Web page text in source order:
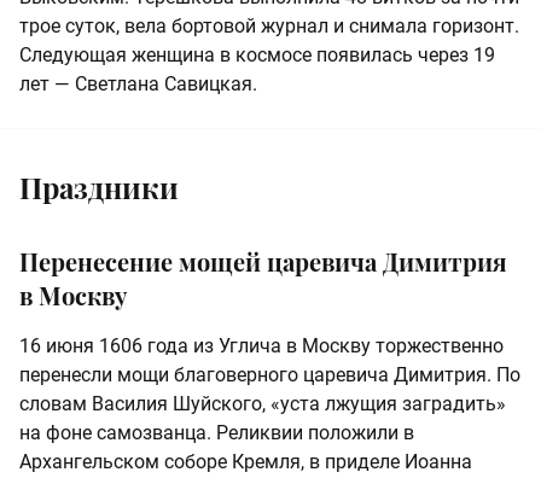
трое суток, вела бортовой журнал и снимала горизонт.
Следующая женщина в космосе появилась через 19
лет — Светлана Савицкая.
Праздники
Перенесение мощей царевича Димитрия
в Москву
16 июня 1606 года из Углича в Москву торжественно
перенесли мощи благоверного царевича Димитрия. По
словам Василия Шуйского, «уста лжущия заградить»
на фоне самозванца. Реликвии положили в
Архангельском соборе Кремля, в приделе Иоанна